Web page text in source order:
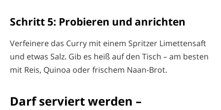
Schritt 5: Probieren und anrichten
Verfeinere das Curry mit einem Spritzer Limettensaft
und etwas Salz. Gib es heiß auf den Tisch – am besten
mit Reis, Quinoa oder frischem Naan-Brot.
Darf serviert werden –